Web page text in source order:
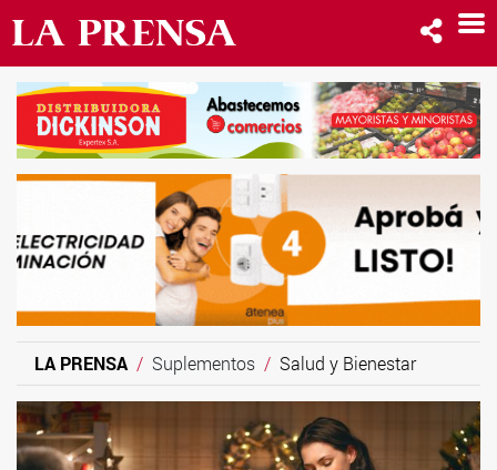
LA PRENSA Suplementos Salud y Bienestar